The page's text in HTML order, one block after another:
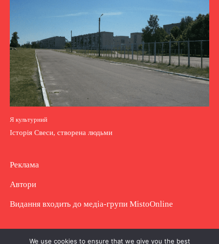
Я культурний
Історія Свеси, створена людьми
Реклама
Автори
Видання входить до медіа-групи MistoOnline
Copyright © Повне використання матеріалу
We use cookies to ensure that we give you the best